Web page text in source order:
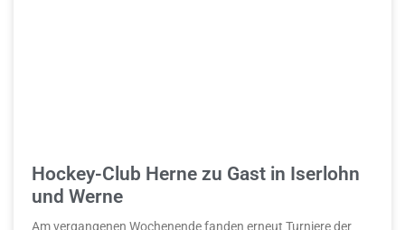
Hockey-Club Herne zu Gast in Iserlohn
und Werne
Am vergangenen Wochenende fanden erneut Turniere der